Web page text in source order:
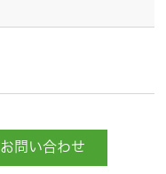
お問い合わせ